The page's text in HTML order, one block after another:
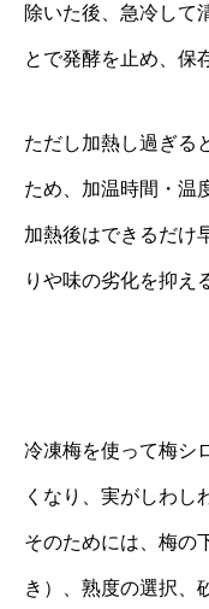
除いた後、急冷して
とで発酵を止め、保
ただし加熱し過ぎる
ため、加温時間・温
加熱後はできるだけ
りや味の劣化を抑え
冷凍梅を使って梅シ
くなり、実がしわし
そのためには、梅の
き）、熟度の選択、